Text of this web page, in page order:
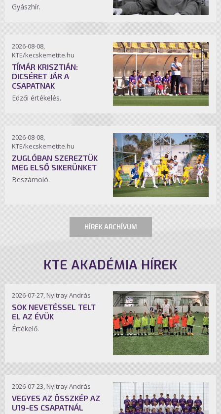
Gyászhír.
2026-08-08,
KTE/kecskemetite.hu
TÍMÁR KRISZTIÁN:
DICSÉRET JÁR A
CSAPATNAK
Edzői értékelés.
2026-08-08,
KTE/kecskemetite.hu
ZUGLÓBAN SZEREZTÜK
MEG ELSŐ SIKERÜNKET
Beszámoló.
HÍREK ARCHÍVUM
KTE AKADÉMIA HÍREK
2026-07-27, Nyitray András
SOK NEVETÉSSEL TELT
EL AZ ÉVÜK
Értékelő.
2026-07-23, Nyitray András
VEGYES AZ ÖSSZKÉP AZ
U19-ES CSAPATNÁL